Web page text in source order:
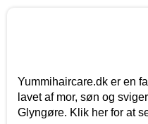
Yummihaircare.dk er en
lavet af mor, søn og
Glyngøre. Klik her for at